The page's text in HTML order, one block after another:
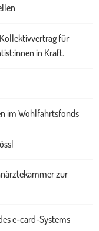
für
in Kraft.
im Wohlfahrtsfonds
zur
e-card-Systems